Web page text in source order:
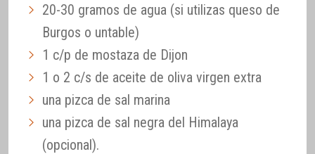
20-30 gramos de agua (si utilizas queso de
Burgos o untable)
1 c/p de mostaza de Dijon
1 o 2 c/s de aceite de oliva virgen extra
una pizca de sal marina
una pizca de sal negra del Himalaya
(opcional).